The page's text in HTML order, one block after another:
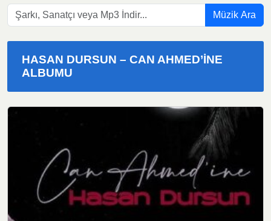
Müzik Ara
HASAN DURSUN – CAN AHMED’INE
ALBUMU